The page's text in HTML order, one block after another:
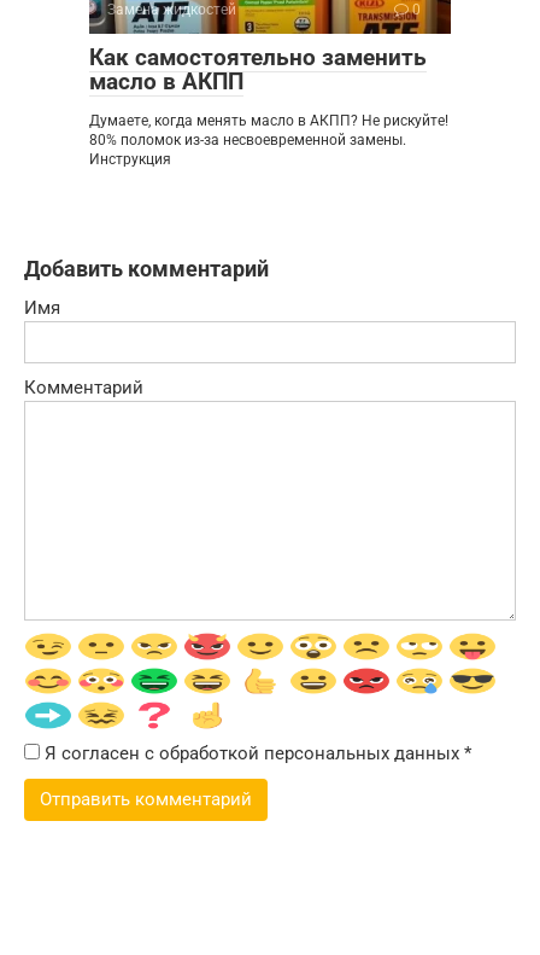
Замена жидкостей 0
Как самостоятельно заменить
масло в АКПП
Думаете, когда менять масло в АКПП? Не рискуйте!
80% поломок из-за несвоевременной замены.
Инструкция
Добавить комментарий
Имя
Комментарий
Я согласен с обработкой персональных данных *